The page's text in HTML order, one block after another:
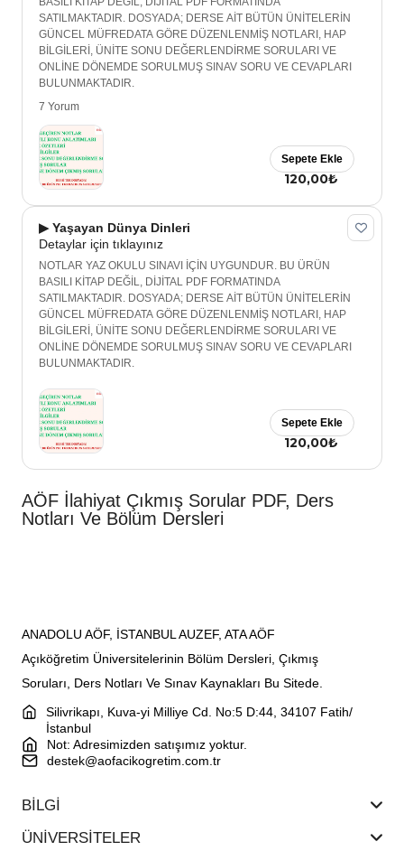
SATILMAKTADIR. DOSYADA; DERSE AİT BÜTÜN ÜNİTELERİN
GÜNCEL MÜFREDATA GÖRE DÜZENLENMİŞ NOTLARI, HAP
BİLGİLERİ, ÜNİTE SONU DEĞERLENDİRME SORULARI VE
ONLİNE DÖNEMDE SORULMUŞ SINAV SORU VE CEVAPLARI
BULUNMAKTADIR.
7 Yorum
120,00₺
Sepete Ekle
▶ Yaşayan Dünya Dinleri
Detaylar için tıklayınız
NOTLAR YAZ OKULU SINAVI İÇİN UYGUNDUR. BU ÜRÜN
BASILI KİTAP DEĞİL, DİJİTAL PDF FORMATINDA
SATILMAKTADIR. DOSYADA; DERSE AİT BÜTÜN ÜNİTELERİN
GÜNCEL MÜFREDATA GÖRE DÜZENLENMİŞ NOTLARI, HAP
BİLGİLERİ, ÜNİTE SONU DEĞERLENDİRME SORULARI VE
ONLİNE DÖNEMDE SORULMUŞ SINAV SORU VE CEVAPLARI
BULUNMAKTADIR.
120,00₺
Sepete Ekle
AÖF İlahiyat Çıkmış Sorular PDF, Ders
Notları Ve Bölüm Dersleri
ANADOLU AÖF, İSTANBUL AUZEF, ATA AÖF
Açıköğretim Üniversitelerinin Bölüm Dersleri, Çıkmış
Soruları, Ders Notları Ve Sınav Kaynakları Bu Sitede.
Silivrikapı, Kuva-yi Milliye Cd. No:5 D:44, 34107 Fatih/
İstanbul
Not: Adresimizden satışımız yoktur.
destek@aofacikogretim.com.tr
BİLGİ
ÜNİVERSİTELER